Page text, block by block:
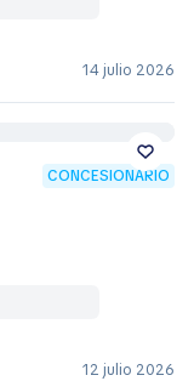
14 julio 2026
CONCESIONARIO
12 julio 2026